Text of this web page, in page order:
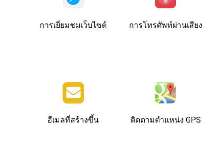
การเยี่ยมชมเว็บไซต์ การโทรศัพท์ผ่านเสียง
อีเมลที่สร้างขึ้น ติดตามตําแหน่ง GPS